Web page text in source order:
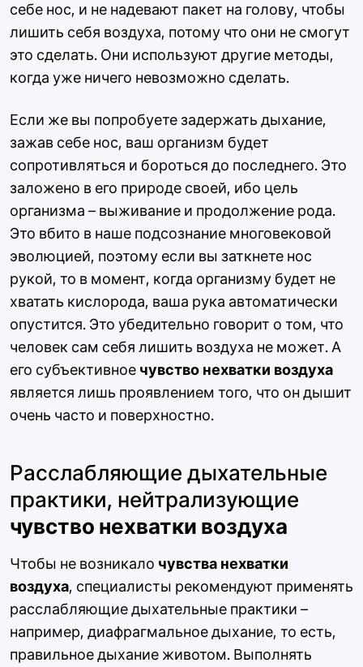
себе нос, и не надевают пакет на голову, чтобы
лишить себя воздуха, потому что они не смогут
это сделать. Они используют другие методы,
когда уже ничего невозможно сделать.
Если же вы попробуете задержать дыхание,
зажав себе нос, ваш организм будет
сопротивляться и бороться до последнего. Это
заложено в его природе своей, ибо цель
организма – выживание и продолжение рода.
Это вбито в наше подсознание многовековой
эволюцией, поэтому если вы заткнете нос
рукой, то в момент, когда организму будет не
хватать кислорода, ваша рука автоматически
опустится. Это убедительно говорит о том, что
человек сам себя лишить воздуха не может. А
его субъективное чувство нехватки воздуха
является лишь проявлением того, что он дышит
очень часто и поверхностно.
Расслабляющие дыхательные
практики, нейтрализующие
чувство нехватки воздуха
Чтобы не возникало чувства нехватки
воздуха, специалисты рекомендуют применять
расслабляющие дыхательные практики –
например, диафрагмальное дыхание, то есть,
правильное дыхание животом. Выполнять